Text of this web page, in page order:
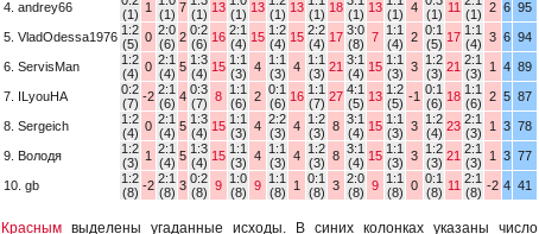
4. andrey66
(1) 1
(1) 7 (1) 13 (1) 13 (1) 13 (1) 18 (1) 13 (1) 4 (1) 11 (1) 2 6 95
5. VladOdessa1976 1:2
(5) 0 2:0
(6) 2 0:2
(6) 16 2:1
(4) 15 1:2
(4) 15 2:2
(4) 17 3:0
(8) 7 1:1
(4) 2 0:1
(5) 17 1:1
(4) 3 6 94
6. ServisMan
1:2
(4) 0 2:1
(4) 5 1:3
(4) 15 1:1
(3) 4 1:1
(3) 4 1:1
(3) 21 3:1
(4) 15 1:1
(3) 3 1:2
(3) 21 2:1
(3)
1 4 89
7. ILyouHA
0:2
(7) -2 2:1
(6) 4 0:3
(7) 8 1:1
(6) 2 0:1
(6) 16 1:1
(7) 27 4:1
(5) 13 1:2
(5) -1 0:1
(6) 18 1:1
(6) 2 5 87
8. Sergeich
1:2
(4) 0 2:1
(4) 5 1:3
(4) 15 1:1
(3) 4 2:2
(3) 4 1:2
(3) 8 3:1
(4) 15 1:1
(3) 3 1:2
(4) 23 2:1
(3)
1 3 78
9. Володя
1:2
(3) 1 2:1
(4) 5 1:3
(4) 15 1:1
(3) 4 1:1
(3) 4 1:2
(3) 8 3:1
(4) 15 1:1
(3) 3 1:2
(3) 21 2:1
(3)
1 3 77
10. gb
1:2
(8) -2 2:1
(8) 3 0:2
(8) 9 1:0
(8) 9 1:1
(8)
1
0:1
(8) 3 2:0
(8) 9 1:1
(8) 0 0:1
(8) 11 2:1
(8) -2 4 41
Красным выделены угаданные исходы. В синих колонках указаны число